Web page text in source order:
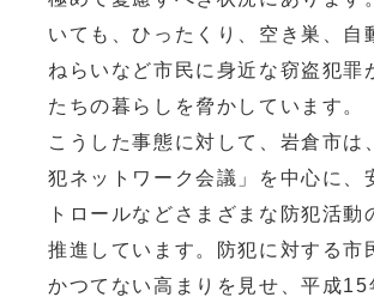
いても、ひったくり、空き巣、自
ねらいなど市民に身近な窃盗犯罪
たちの暮らしを脅かしています。
こうした事態に対して、岩倉市は
犯ネットワーク会議」を中心に、
トロールなどさまざまな防犯活動
推進しています。防犯に対する市
かつてない高まりを見せ、平成15